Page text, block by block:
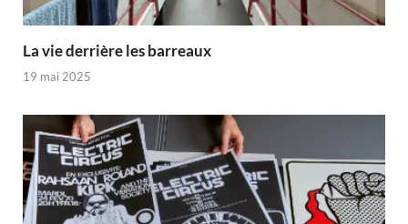
La vie derrière les barreaux
19 mai 2025